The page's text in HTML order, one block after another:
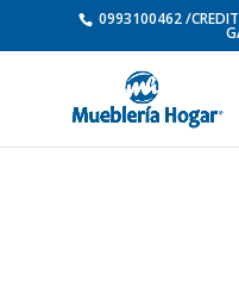
0993100462 /